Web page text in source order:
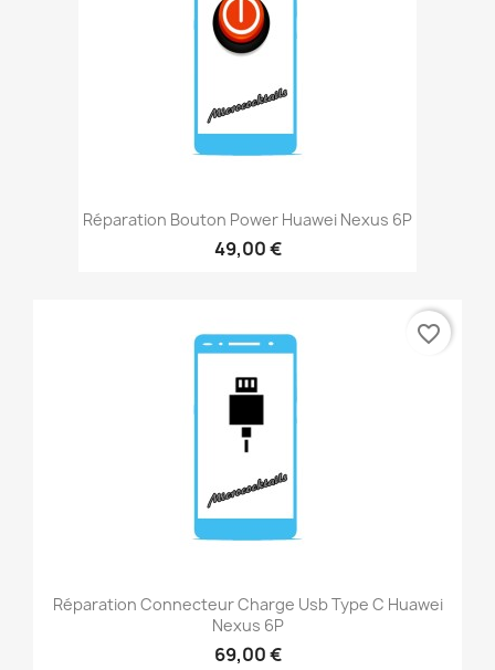
Réparation Bouton Power Huawei Nexus 6P
49,00 €
Réparation Connecteur Charge Usb Type C Huawei
Nexus 6P
69,00 €
favorite_border